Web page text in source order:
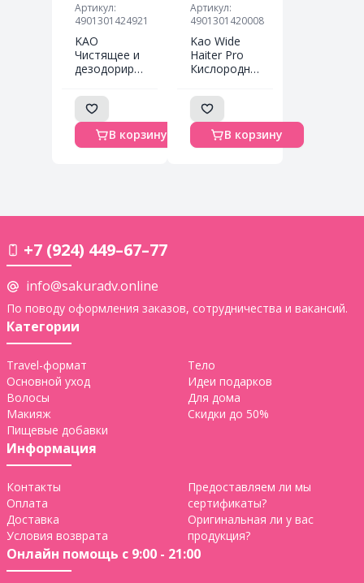
Артикул:
4901301424921
KAO
Чистящее и
дезодорирующее
средство
"Magiсclean"
для туалета
«Элегантная
роза»
спрей) 350
В корзину
Артикул:
4901301420008
Kao Wide
Haiter Pro
Кислородный
пятновыводитель
для
цветного
белья с
антибактериальным
В корзину
+7 (924) 449–67–77
info@sakuradv.online
По поводу оформления заказов, сотрудничества и вакансий.
Категории
Travel-формат
Основной уход
Волосы
Макияж
Пищевые добавки
Тело
Идеи подарков
Для дома
Скидки до 50%
Информация
Контакты
Оплата
Доставка
Условия возврата
Предоставляем ли мы
сертификаты?
Оригинальная ли у вас
продукция?
Онлайн помощь с 9:00 - 21:00